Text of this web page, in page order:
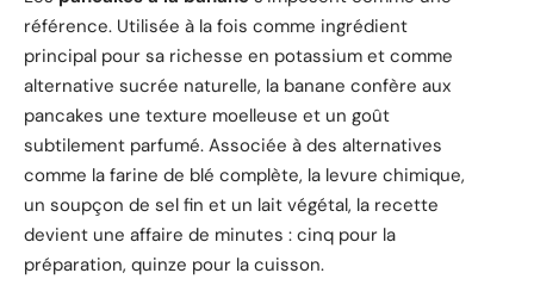
référence. Utilisée à la fois comme ingrédient
principal pour sa richesse en potassium et comme
alternative sucrée naturelle, la banane confère aux
pancakes une texture moelleuse et un goût
subtilement parfumé. Associée à des alternatives
comme la farine de blé complète, la levure chimique,
un soupçon de sel fin et un lait végétal, la recette
devient une affaire de minutes : cinq pour la
préparation, quinze pour la cuisson.